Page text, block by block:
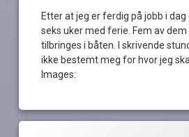
Etter at jeg er ferdig på jobb i
seks uker med ferie. Fem av
tilbringes i båten. I skrivende
ikke bestemt meg for hvor jeg
Images: